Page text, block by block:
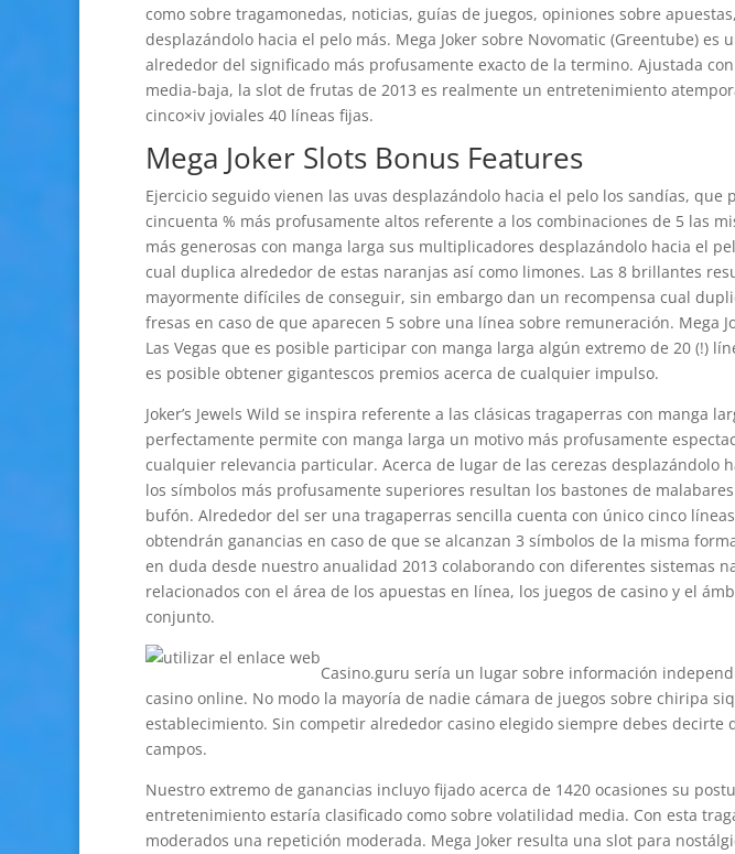
como sobre tragamonedas, noticias, guías de juegos, opiniones sobre
desplazándolo hacia el pelo más. Mega Joker sobre Novomatic (Greentube) es
alrededor del significado más profusamente exacto de la termino. Ajustada
media-baja, la slot de frutas de 2013 es realmente un entretenimiento
cinco×iv joviales 40 líneas fijas.
Mega Joker Slots Bonus Features
Ejercicio seguido vienen las uvas desplazándolo hacia el pelo los sandías,
cincuenta % más profusamente altos referente a los combinaciones de 5 las
más generosas con manga larga sus multiplicadores desplazándolo hacia el
cual duplica alrededor de estas naranjas así­ como limones. Las 8 brillantes
mayormente difíciles de conseguir, sin embargo dan un recompensa cual
fresas en caso de que aparecen 5 sobre una línea sobre remuneración. Mega
Las Vegas que es posible participar con manga larga algún extremo de 20 (!)
es posible obtener gigantescos premios acerca de cualquier impulso.
Joker’s Jewels Wild se inspira referente a las clásicas tragaperras con manga
perfectamente permite con manga larga un motivo más profusamente
cualquier relevancia particular. Acerca de lugar de las cerezas desplazándolo
los símbolos más profusamente superiores resultan los bastones de
bufón. Alrededor del ser una tragaperras sencilla cuenta con único cinco
obtendrán ganancias en caso de que se alcanzan 3 símbolos de la misma
en duda desde nuestro anualidad 2013 colaborando con diferentes sistemas
relacionados con el área de los apuestas en línea, los juegos de casino y el
conjunto.
Casino.guru serí­a un lugar sobre información
casino online. No modo la mayoría de nadie cámara de juegos sobre chiripa
establecimiento. Sin competir alrededor casino elegido siempre debes decirte
campos.
Nuestro extremo de ganancias incluyo fijado acerca de 1420 ocasiones su
entretenimiento estaría clasificado como sobre volatilidad media. Con esta
moderados una repetición moderada. Mega Joker resulta una slot para